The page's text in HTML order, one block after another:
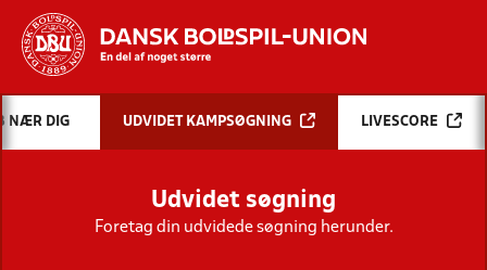
Hvad vil du søge efter?
INDHOLD OG NYHEDER
STILLINGER, RESULTATER, KLUBBER OG
HOLD
NÆR DIG UDVIDET KAMPSØGNING LIVESCORE
Udvidet søgning
Foretag din udvidede søgning herunder.